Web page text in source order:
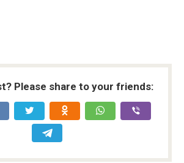
Please share to your friends: